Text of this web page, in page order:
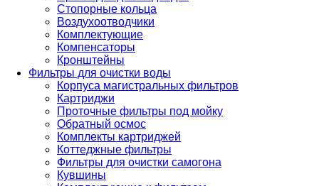
Стопорные кольца
Воздухоотводчики
Комплектующие
Компенсаторы
Кронштейны
Фильтры для очистки воды
Корпуса магистральных фильтров
Картриджи
Проточные фильтры под мойку
Обратный осмос
Комплекты картриджей
Коттеджные фильтры
Фильтры для очистки самогона
Кувшины